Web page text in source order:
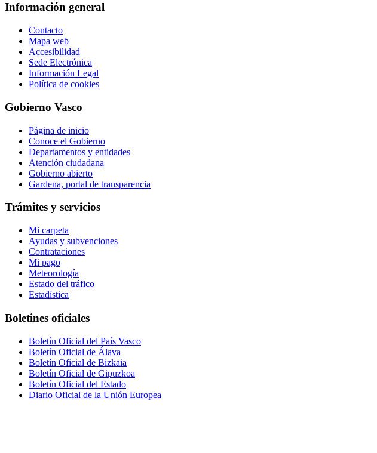
Información general
Contacto
Mapa web
Accesibilidad
Sede Electrónica
Información Legal
Política de cookies
Gobierno Vasco
Página de inicio
Conoce el Gobierno
Departamentos y entidades
Atención ciudadana
Gobierno abierto
Gardena, portal de transparencia
Trámites y servicios
Mi carpeta
Ayudas y subvenciones
Contrataciones
Mi pago
Meteorología
Estado del tráfico
Estadística
Boletines oficiales
Boletín Oficial del País Vasco
Boletín Oficial de Álava
Boletín Oficial de Bizkaia
Boletín Oficial de Gipuzkoa
Boletín Oficial del Estado
Diario Oficial de la Unión Europea